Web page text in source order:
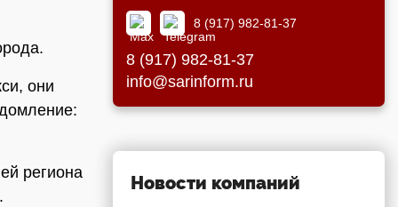
они
региона
8 (917) 982-81-37
8 (917) 982-81-37
info@sarinform.ru
Новости компаний